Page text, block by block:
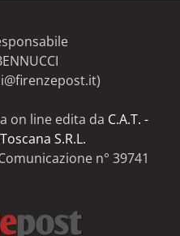
on line edita da C.A.T. -
S.R.L.
n° 39741